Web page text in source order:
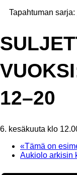
Tapahtuman sarja:
12–20
6. kesäkuuta klo
«Tämä on
Aukiolo arkisin